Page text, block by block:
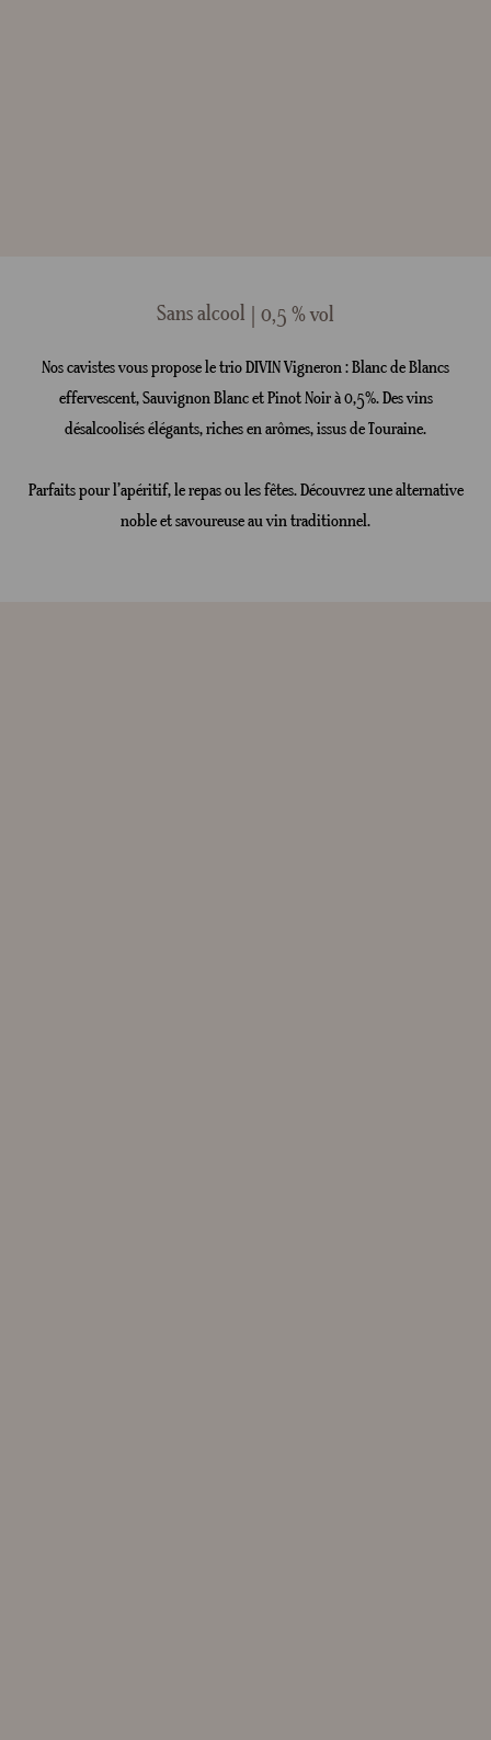
Sans alcool 0,5 % vol
Nos cavistes vous propose le trio DIVIN Vigneron : Blanc de Blancs
effervescent, Sauvignon Blanc et Pinot Noir à 0,5%. Des vins
désalcoolisés élégants, riches en arômes, issus de Touraine.
Parfaits pour l’apéritif, le repas ou les fêtes. Découvrez une alternative
noble et savoureuse au vin traditionnel.